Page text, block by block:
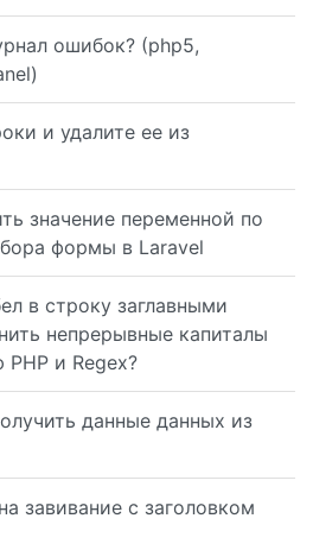
ошибок? (php5,
и удалите ее из
значение переменной по
формы в Laravel
в строку заглавными
непрерывные капиталы
и Regex?
данные данных из
завивание с заголовком